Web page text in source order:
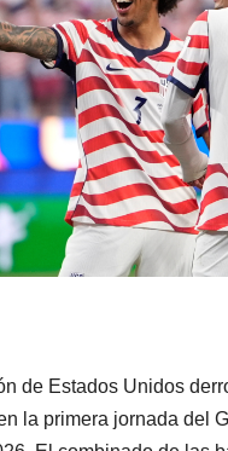
de Estados Unidos
la primera jornada del